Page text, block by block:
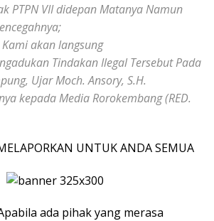
PTPN VII didepan Matanya Namun
akan langsung
Tindakan Ilegal Tersebut Pada
Ujar Moch. Ansory, S.H.
kepada Media Rorokembang (RED.
UNTUK ANDA SEMUA
ada pihak yang merasa